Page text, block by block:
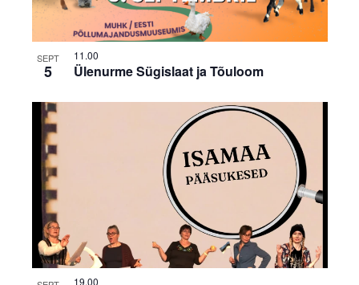
SEPT
5 Ülenurme Sügislaat ja Tõuloom
11.00
19.00